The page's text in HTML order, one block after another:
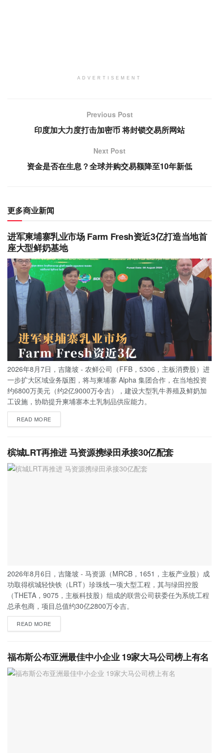
ADVERTISEMENT
Previous Post
印度加大力度打击加密币 将封锁交易所网站
Next Post
资金是否在生息？全球并购交易额降至10年新低
更多商业新闻
进军柬埔寨乳业市场 Farm Fresh资近3亿打造当地首
座大型鲜奶基地
2026年8月7日，吉隆坡 - 农鲜公司（FFB，5306，主板消费股）进
一步扩大区域业务版图，将与柬埔寨 Alpha 集团合作，在当地投资
约6800万美元（约2亿9000万令吉），建设大型乳牛养殖及鲜奶加
工设施，协助提升柬埔寨本土乳制品供应能力。
READ MORE
槟城LRT再推进 马资源携绿田承接30亿配套
2026年8月6日，吉隆坡 - 马资源（MRCB，1651，主板产业股）成
功取得槟城轻快铁（LRT）珍珠线一项大型工程，其与绿田控股
（THETA，9075，主板科技股）组成的联营公司获委任为系统工程
总承包商，项目总值约30亿2800万令吉。
READ MORE
福布斯公布亚洲最佳中小企业 19家大马公司榜上有名